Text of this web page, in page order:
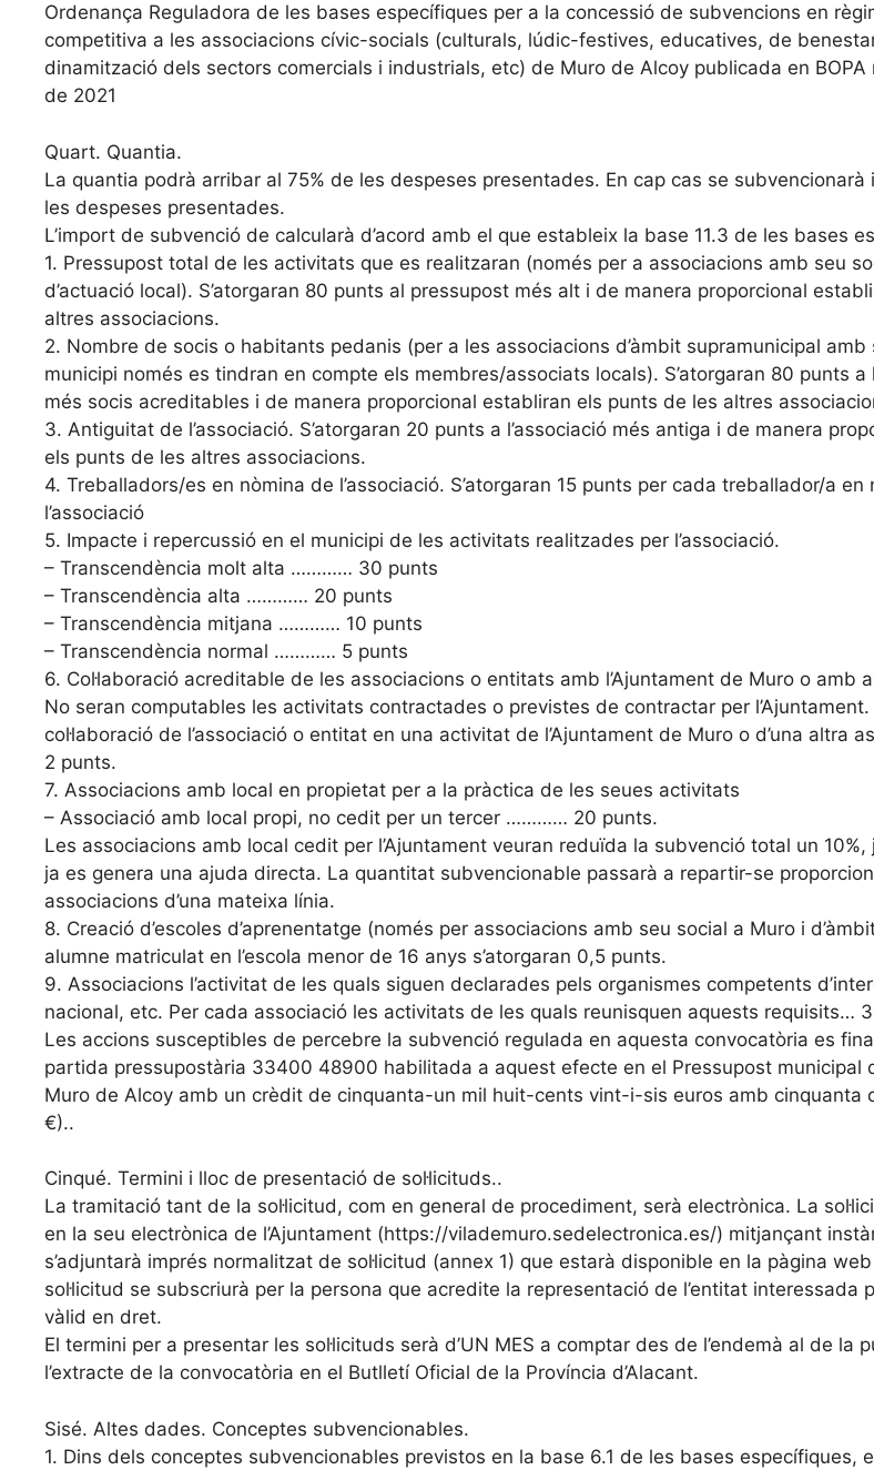
Ordenança Reguladora de les bases específiques per a la concessió de subvencions en
competitiva a les associacions cívic-socials (culturals, lúdic-festives, educatives, de
dinamització dels sectors comercials i industrials, etc) de Muro de Alcoy publicada en BOPA
de 2021
Quart. Quantia.
La quantia podrà arribar al 75% de les despeses presentades. En cap cas se subvencionarà
les despeses presentades.
L’import de subvenció de calcularà d’acord amb el que estableix la base 11.3 de les bases
1. Pressupost total de les activitats que es realitzaran (només per a associacions amb seu
d’actuació local). S’atorgaran 80 punts al pressupost més alt i de manera proporcional
altres associacions.
2. Nombre de socis o habitants pedanis (per a les associacions d’àmbit supramunicipal
municipi només es tindran en compte els membres/associats locals). S’atorgaran 80 punts a
més socis acreditables i de manera proporcional establiran els punts de les altres
3. Antiguitat de l’associació. S’atorgaran 20 punts a l’associació més antiga i de manera
els punts de les altres associacions.
4. Treballadors/es en nòmina de l’associació. S’atorgaran 15 punts per cada treballador/a en
l’associació
5. Impacte i repercussió en el municipi de les activitats realitzades per l’associació.
– Transcendència molt alta ………… 30 punts
– Transcendència alta ………… 20 punts
– Transcendència mitjana ………… 10 punts
– Transcendència normal ………… 5 punts
6. Col·laboració acreditable de les associacions o entitats amb l’Ajuntament de Muro o amb
No seran computables les activitats contractades o previstes de contractar per l’Ajuntament.
col·laboració de l’associació o entitat en una activitat de l’Ajuntament de Muro o d’una altra
2 punts.
7. Associacions amb local en propietat per a la pràctica de les seues activitats
– Associació amb local propi, no cedit per un tercer ………… 20 punts.
Les associacions amb local cedit per l’Ajuntament veuran reduïda la subvenció total un 10%,
ja es genera una ajuda directa. La quantitat subvencionable passarà a repartir-se
associacions d’una mateixa línia.
8. Creació d’escoles d’aprenentatge (només per associacions amb seu social a Muro i
alumne matriculat en l’escola menor de 16 anys s’atorgaran 0,5 punts.
9. Associacions l’activitat de les quals siguen declarades pels organismes competents
nacional, etc. Per cada associació les activitats de les quals reunisquen aquests requisits…
Les accions susceptibles de percebre la subvenció regulada en aquesta convocatòria es
partida pressupostària 33400 48900 habilitada a aquest efecte en el Pressupost municipal
Muro de Alcoy amb un crèdit de cinquanta-un mil huit-cents vint-i-sis euros amb cinquanta
€)..
Cinqué. Termini i lloc de presentació de sol·licituds..
La tramitació tant de la sol·licitud, com en general de procediment, serà electrònica. La
en la seu electrònica de l’Ajuntament (https://vilademuro.sedelectronica.es/) mitjançant
s’adjuntarà imprés normalitzat de sol·licitud (annex 1) que estarà disponible en la pàgina
sol·licitud se subscriurà per la persona que acredite la representació de l’entitat interessada
vàlid en dret.
El termini per a presentar les sol·licituds serà d’UN MES a comptar des de l’endemà al de la
l’extracte de la convocatòria en el Butlletí Oficial de la Província d’Alacant.
Sisé. Altes dades. Conceptes subvencionables.
1. Dins dels conceptes subvencionables previstos en la base 6.1 de les bases específiques,